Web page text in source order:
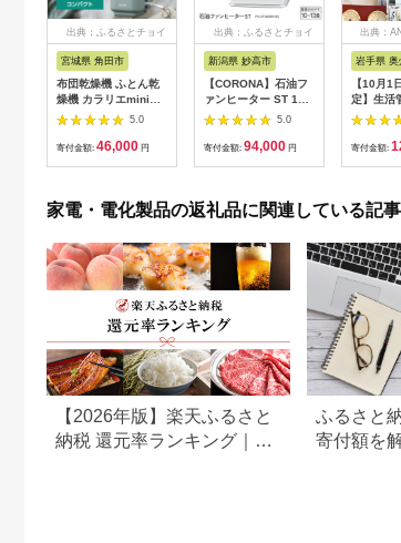
出典：ふるさとチョイ
宮城県 角田市
布団乾燥機 ふとん乾
燥機 カラリエmini
TURBO JSK-S10-G
5.0
寄付金額: 46,000 円
出典：ふるさとチョイ
新潟県 妙高市
【CORONA】石油フ
ァンヒーター ST 10
～13畳用 パールホワ
ST3625BY(W)
5.0
寄付金額: 94,000 円
出典：
岩手県 奥
【10月1
定】生活
計 TM-
寄付金額:
家電・電化製品の返礼品に関連している記
【2026年版】楽天ふるさと
納税 還元率ランキング｜高
ふるさと
寄付額を